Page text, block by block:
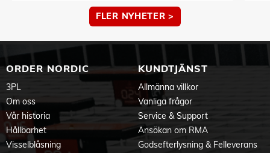
FLER NYHETER >
ORDER NORDIC
3PL
Om oss
Vår historia
Hållbarhet
Visselblåsning
KUNDTJÄNST
Allmänna villkor
Vanliga frågor
Service & Support
Ansökan om RMA
Godsefterlysning & Felleverans